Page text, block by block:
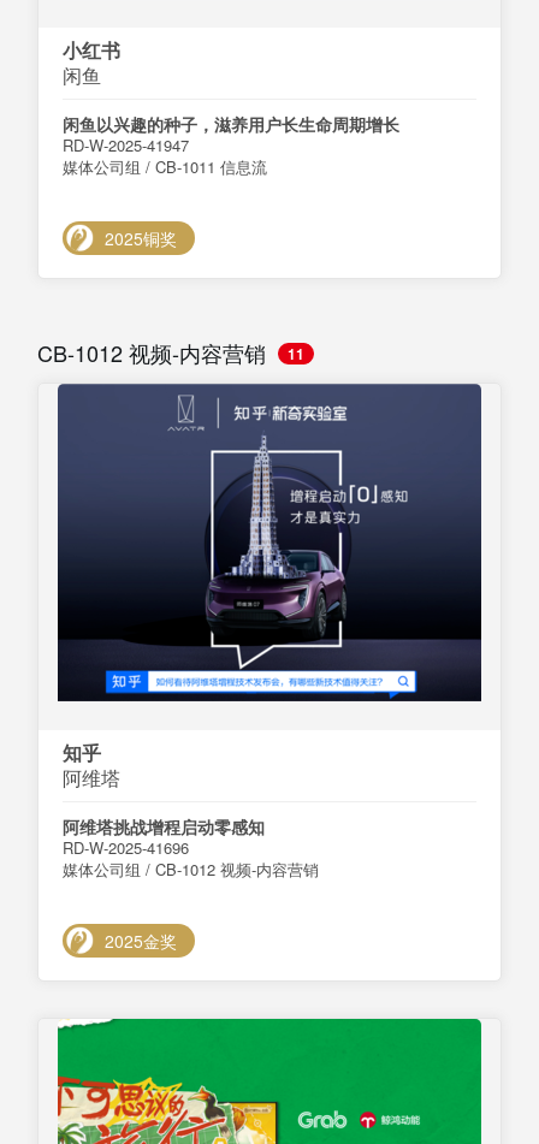
小红书
闲鱼
闲鱼以兴趣的种子，滋养用户长生命周期增长
RD-W-2025-41947
媒体公司组 / CB-1011 信息流
2025铜奖
CB-1012 视频-内容营销 11
知乎
阿维塔
阿维塔挑战增程启动零感知
RD-W-2025-41696
媒体公司组 / CB-1012 视频-内容营销
2025金奖